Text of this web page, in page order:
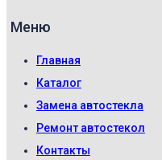
Меню
Главная
Каталог
Замена автостекла
Ремонт автостекол
Контакты